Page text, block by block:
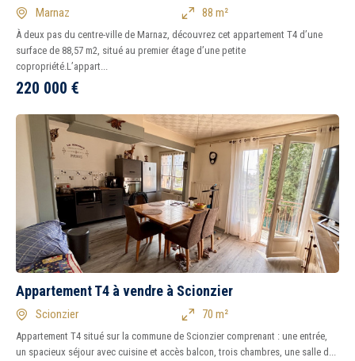
Marnaz 88 m²
À deux pas du centre-ville de Marnaz, découvrez cet appartement T4 d’une
surface de 88,57 m2, situé au premier étage d’une petite
copropriété.L’appart...
220 000 €
Appartement T4 à vendre à Scionzier
Scionzier 70 m²
Appartement T4 situé sur la commune de Scionzier comprenant : une entrée,
un spacieux séjour avec cuisine et accès balcon, trois chambres, une salle d...